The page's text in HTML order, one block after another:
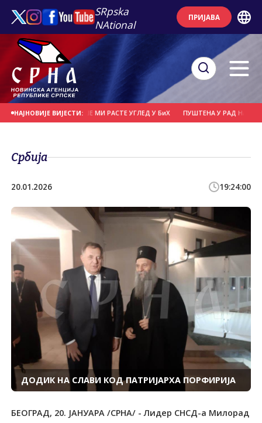
SRpska
NAtional
ПРИЈАВА
НАЈНОВИЈЕ ВИЈЕСТИ:
НАПАДА, СВЕ ВИШЕ МИ РАСТЕ УГЛЕД У БиХ ПУШТЕНА У РАД НАЈВЕЋА
Србија
20.01.2026 19:24:00
ДОДИК НА СЛАВИ КОД ПАТРИЈАРХА ПОРФИРИЈА
БЕОГРАД, 20. ЈАНУАРА /СРНА/ - Лидер СНСД-а Милорад